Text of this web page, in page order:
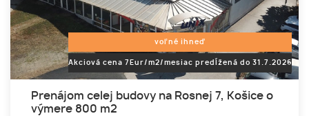
voľné ihneď
Akciová cena 7Eur/m2/mesiac predĺžená do 31.7.2026
Prenájom celej budovy na Rosnej 7, Košice o
výmere 800 m2